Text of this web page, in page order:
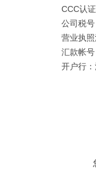
CCC认
公司税
营业执
汇款帐
开户行